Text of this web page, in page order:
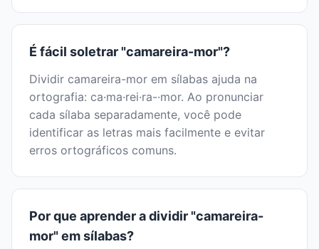
É fácil soletrar "camareira-mor"?
Dividir camareira-mor em sílabas ajuda na
ortografia: ca·ma·rei·ra-·mor. Ao pronunciar
cada sílaba separadamente, você pode
identificar as letras mais facilmente e evitar
erros ortográficos comuns.
Por que aprender a dividir "camareira-
mor" em sílabas?